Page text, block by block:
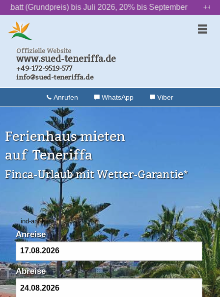
bis Juli 2026, 20% bis September‌ ‌ ‌ ‌ ‌ ‌ ++ ‌ ‌ ‌ ‌ ‌ ‌2» Das
Offizielle Website
www.sued-teneriffa.de
+49-172-9519-577
info@sued-teneriffa.de
Anrufen WhatsApp Viber
Ferienhaus mieten
auf Teneriffa
Finca-Urlaub mit Wetter-Garantie*
ind-anf-kast
Anreise
Abreise